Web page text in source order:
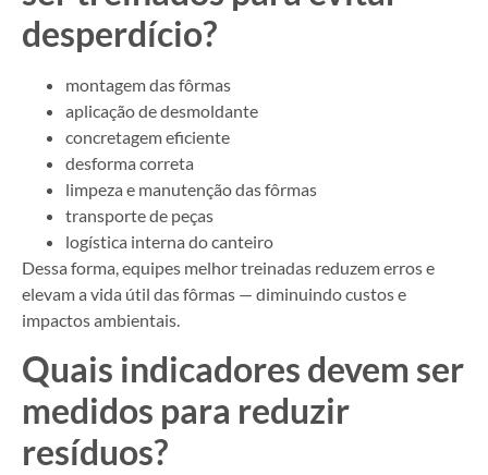
desperdício?
montagem das fôrmas
aplicação de desmoldante
concretagem eficiente
desforma correta
limpeza e manutenção das fôrmas
transporte de peças
logística interna do canteiro
Dessa forma, equipes melhor treinadas reduzem erros e
elevam a vida útil das fôrmas — diminuindo custos e
impactos ambientais.
Quais indicadores devem ser
medidos para reduzir
resíduos?